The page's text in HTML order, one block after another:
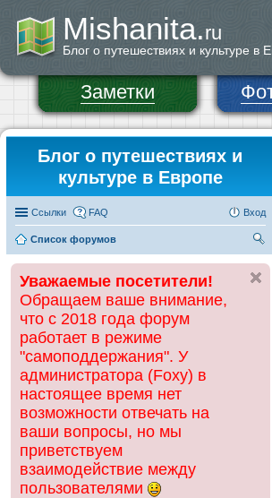
Mishanita.ru
Блог о путешествиях и культуре в
Заметки
Блог о путешествиях и
культуре в Европе
Ссылки FAQ Вход
Список форумов
ск
Уважаемые посетители!
Обращаем ваше внимание,
что с 2018 года форум
работает в режиме
"самоподдержания". У
администратора (Foxy) в
настоящее время нет
возможности отвечать на
ваши вопросы, но мы
приветствуем
взаимодействие между
пользователями